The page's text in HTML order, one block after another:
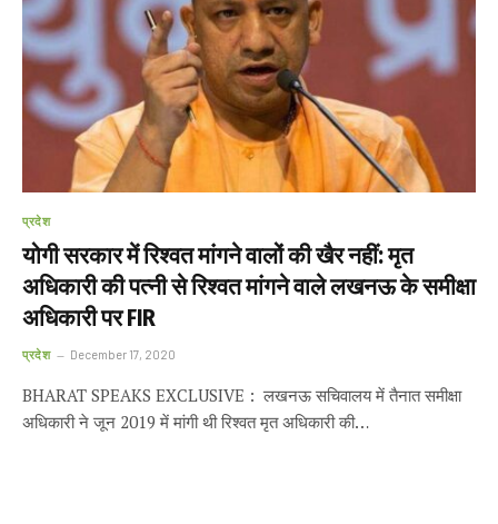
प्रदेश
योगी सरकार में रिश्वत मांगने वालों की खैर नहीं: मृत
अधिकारी की पत्नी से रिश्वत मांगने वाले लखनऊ के समीक्षा
अधिकारी पर FIR
प्रदेश December 17, 2020
BHARAT SPEAKS EXCLUSIVE : लखनऊ सचिवालय में तैनात समीक्षा
अधिकारी ने जून 2019 में मांगी थी रिश्वत मृत अधिकारी की…